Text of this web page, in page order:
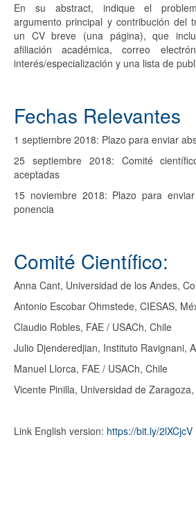
En su abstract, indique el
argumento principal y contribución del
un CV breve (una página), que
afiliación académica, correo
interés/especialización y una lista de
Fechas Relevantes
1 septiembre 2018: Plazo para enviar
25 septiembre 2018: Comité
aceptadas
15 noviembre 2018: Plazo para
ponencia
Comité Científico:
Anna Cant, Universidad de los Andes,
Antonio Escobar Ohmstede, CIESAS,
Claudio Robles, FAE / USACh, Chile
Julio Djenderedjian, Instituto Ravignani,
Manuel Llorca, FAE / USACh, Chile
Vicente Pinilla, Universidad de
Link English version: https://bit.ly/2lXCjcV